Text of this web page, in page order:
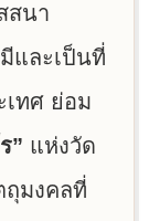
สนา
และเป็นที่
เทศ ย่อม
” แห่งวัด
ถุมงคลที่